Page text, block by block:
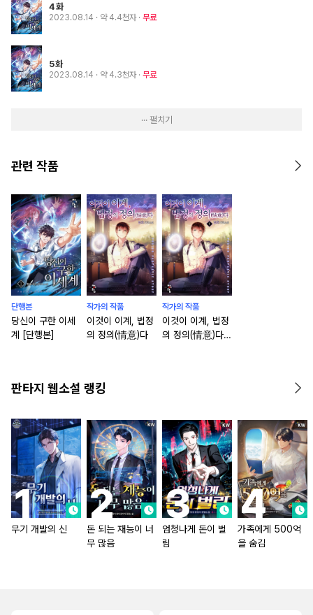
4화
2023.08.14 · 약 4.4천자 무료
5화
2023.08.14 · 약 4.3천자 무료
··· 펼치기
관련 작품
단행본
당신이 구한 이세
계 [단행본]
작가의 작품
이것이 이계, 법정
의 정의(情意)다
작가의 작품
이것이 이계, 법정
의 정의(情意)다
판타지 웹소설 랭킹
무기 개발의 신
돈 되는 재능이 너
무 많음
엄청나게 돈이 벌
림
가족에게 500억
을 숨김